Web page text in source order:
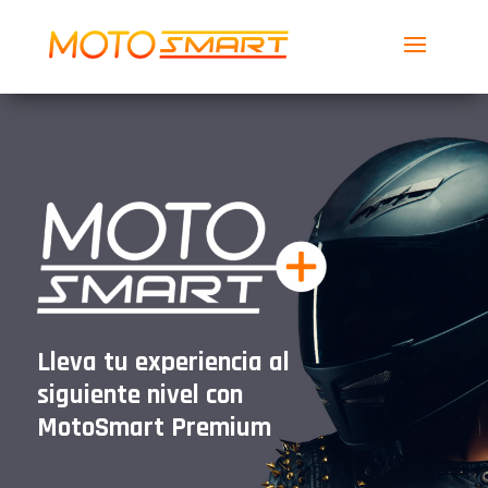
Smartech Global Services LLC Descargar
Lleva tu experiencia al
siguiente nivel con
MotoSmart Premium